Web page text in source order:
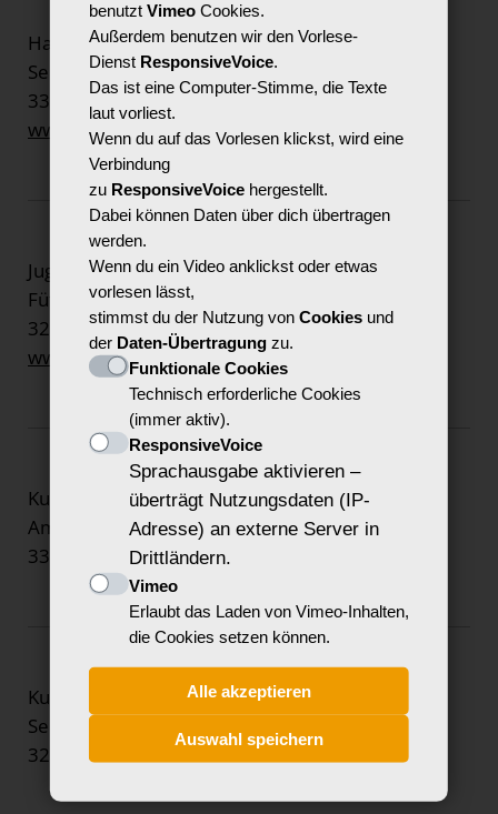
Haus Neuland
Senner Hellweg 493
33689 Bielefeld-Sennestadt
www.haus-neuland.de
Jugend und Kultur Extertal e.V.
Fütinger Str. 34
32699 Extertal
www.jukulex.de/
Kultur und Art Initiative e.V.
Am Stadelhof 10
33098 Paderborn
Kulturzentrum BÜZ Minden
Seidenbeutel 1
32423 Minden
benutzt VimeoCookies.
Außerdem benutzen wir den Vorlese-
Dienst ResponsiveVoice.
Das ist eine Computer-Stimme, die Texte
laut vorliest.
Wenn du auf das Vorlesen klickst, wird eine
Verbindung
zu ResponsiveVoicehergestellt.
Dabei können Daten über dich übertragen
werden.
Wenn du ein Video anklickst oder etwas
vorlesen lässt,
stimmst du der Nutzung von Cookiesund
der Daten-Übertragungzu.
Funktionale Cookies
Technisch erforderliche Cookies
(immer aktiv).
ResponsiveVoice
Sprachausgabe aktivieren –
überträgt Nutzungsdaten (IP-
Adresse) an externe Server in
Drittländern.
Vimeo
Erlaubt das Laden von Vimeo-Inhalten,
die Cookies setzen können.
Alle akzeptieren
Auswahl speichern